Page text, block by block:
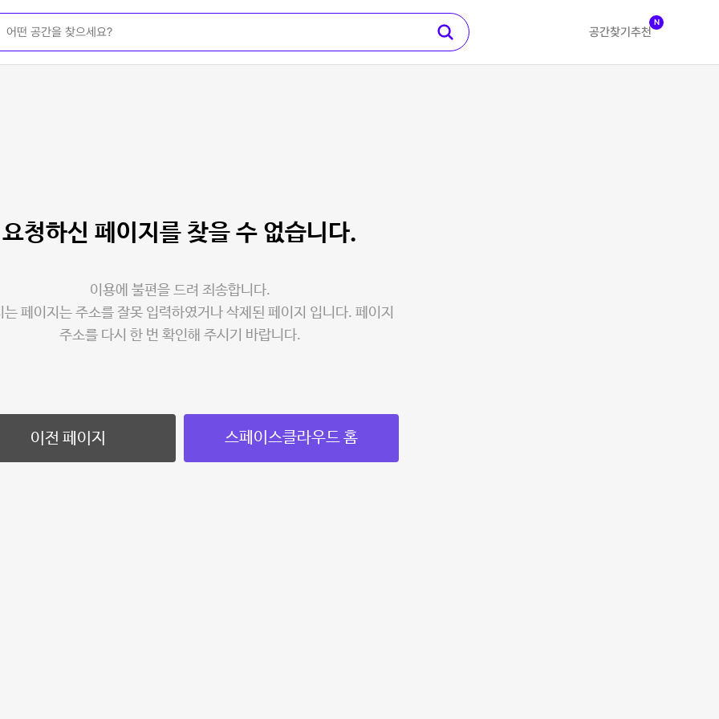
공간찾기 추천
N
요청하신 페이지를 찾을 수 없습니다.
이용에 불편을 드려 죄송합니다.
는 페이지는 주소를 잘못 입력하였거나 삭제된 페이지 입니다. 페이지
주소를 다시 한 번 확인해 주시기 바랍니다.
이전 페이지 스페이스클라우드 홈